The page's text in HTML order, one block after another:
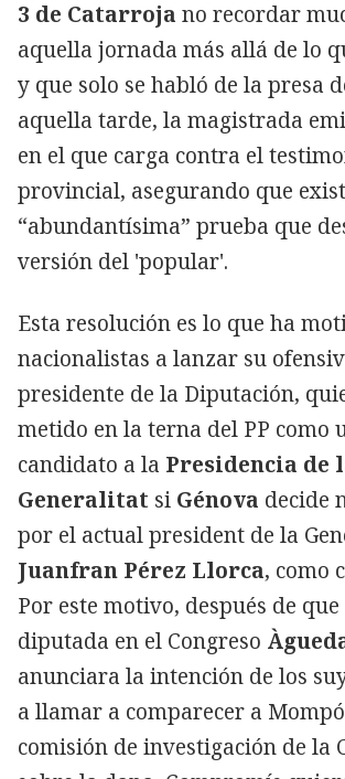
3 de Catarroja no recordar
aquella jornada más allá de lo
y que solo se habló de la presa
aquella tarde, la magistrada
en el que carga contra el
provincial, asegurando que
“abundantísima” prueba que
versión del 'popular'.
Esta resolución es lo que ha
nacionalistas a lanzar su
presidente de la Diputación,
metido en la terna del PP como
candidato a la Presidencia de
Generalitat si Génova decide
por el actual president de la
Juanfran Pérez Llorca, como
Por este motivo, después de
diputada en el Congreso
anunciara la intención de los
a llamar a comparecer a
comisión de investigación de la